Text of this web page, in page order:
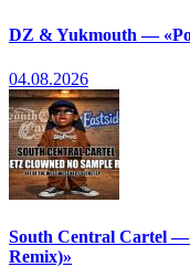
DZ & Yukmouth —
04.08.2026
South Central Cartel —
Remix)»